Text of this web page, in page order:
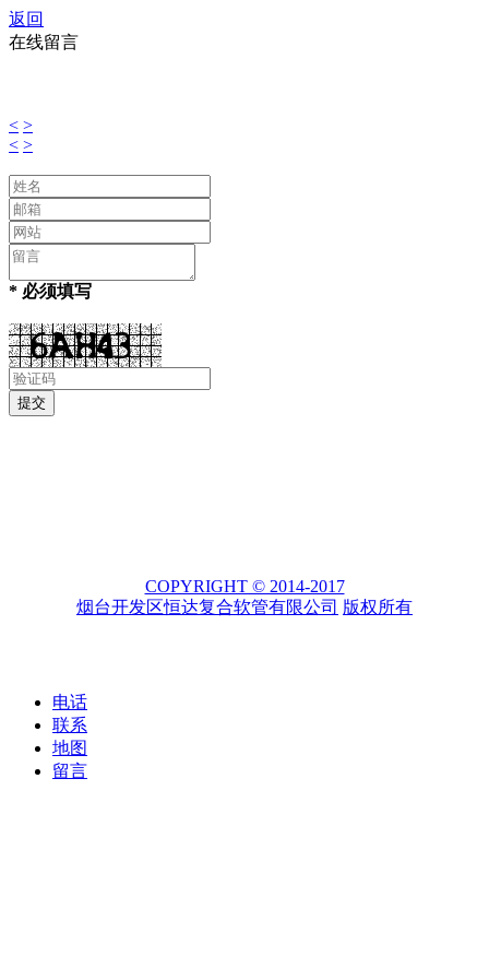
返回
在线留言
< >
< >
* 必须填写
COPYRIGHT © 2014-2017
烟台开发区恒达复合软管有限公司 版权所有
电话
联系
地图
留言